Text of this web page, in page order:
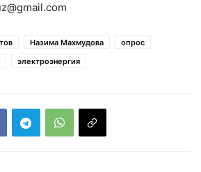
Назима Махмудова
опрос
электроэнергия